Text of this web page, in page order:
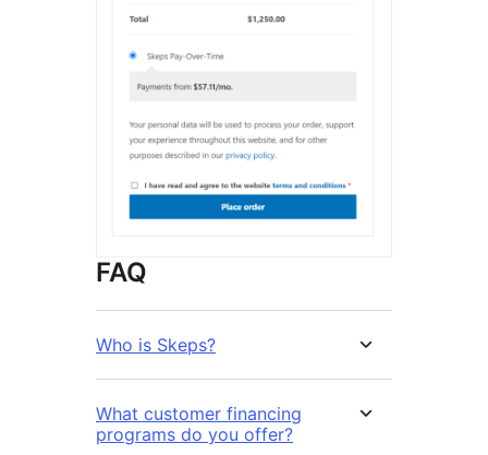
FAQ
Who is Skeps?
What customer financing
programs do you offer?